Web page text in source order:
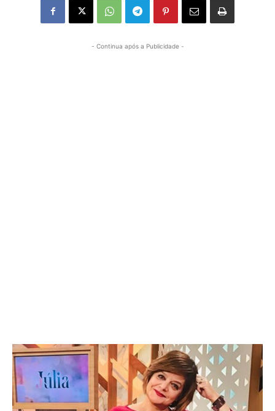
- Continua após a Publicidade -